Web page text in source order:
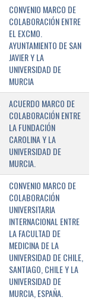
CONVENIO MARCO DE
COLABORACIÓN ENTRE
EL EXCMO.
AYUNTAMIENTO DE SAN
JAVIER Y LA
UNIVERSIDAD DE
MURCIA
ACUERDO MARCO DE
COLABORACIÓN ENTRE
LA FUNDACIÓN
CAROLINA Y LA
UNIVERSIDAD DE
MURCIA.
CONVENIO MARCO DE
COLABORACIÓN
UNIVERSITARIA
INTERNACIONAL ENTRE
LA FACULTAD DE
MEDICINA DE LA
UNIVERSIDAD DE CHILE,
SANTIAGO, CHILE Y LA
UNIVERSIDAD DE
MURCIA, ESPAÑA.